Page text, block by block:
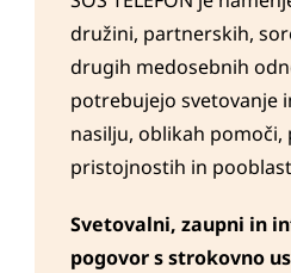
družini, partnerskih,
drugih medosebnih
potrebujejo svetovanje
nasilju, oblikah pomoči,
pristojnostih in
Svetovalni, zaupni in
pogovor s strokovno